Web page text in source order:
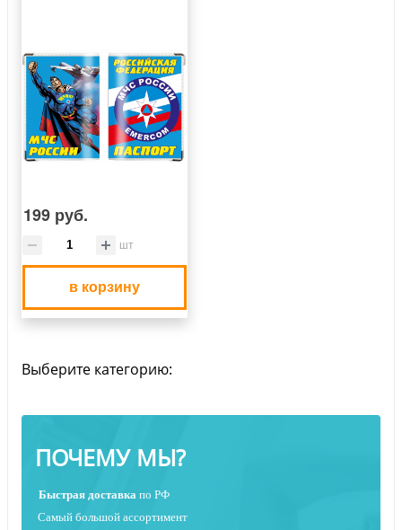
199 руб.
шт
в корзину
Выберите категорию:
ПОЧЕМУ МЫ?
Быстрая доставка по РФ
Самый большой ассортимент